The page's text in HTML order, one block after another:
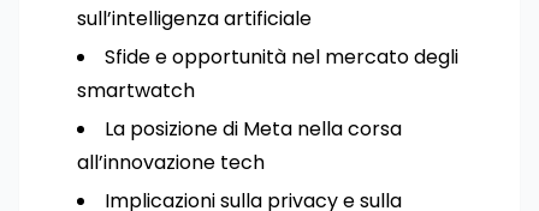
sull’intelligenza artificiale
Sfide e opportunità nel mercato degli
smartwatch
La posizione di Meta nella corsa
all’innovazione tech
Implicazioni sulla privacy e sulla